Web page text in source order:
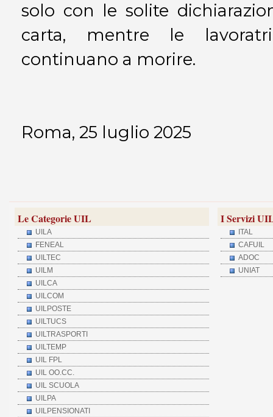
solo con le solite
carta, mentre le
continuano a morire.
Roma, 25 luglio 2025
Le Categorie UIL
UILA
FENEAL
UILTEC
UILM
UILCA
UILCOM
UILPOSTE
UILTUCS
UILTRASPORTI
UILTEMP
UIL FPL
UIL OO.CC.
UIL SCUOLA
UILPA
UILPENSIONATI
I Servizi
ITAL
CAFUIL
ADOC
UNIAT